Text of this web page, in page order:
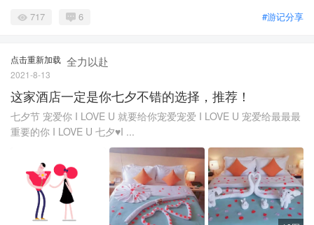
#游记分享
717 6
点击重新加载 全力以赴
2021-8-13
这家酒店一定是你七夕不错的选择，推荐！
七夕节 宠爱你 I LOVE U 就要给你宠爱宠爱 I LOVE U 宠爱给最最最
重要的你 I LOVE U 七夕♥I ...